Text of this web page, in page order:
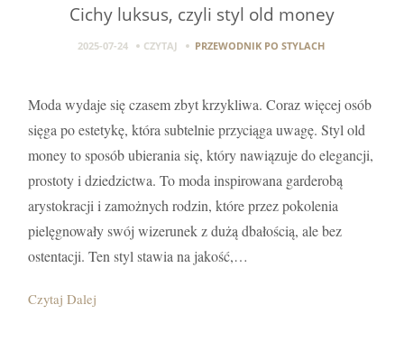
Cichy luksus, czyli styl old money
2025-07-24 CZYTAJ PRZEWODNIK PO STYLACH
Moda wydaje się czasem zbyt krzykliwa. Coraz więcej osób
sięga po estetykę, która subtelnie przyciąga uwagę. Styl old
money to sposób ubierania się, który nawiązuje do elegancji,
prostoty i dziedzictwa. To moda inspirowana garderobą
arystokracji i zamożnych rodzin, które przez pokolenia
pielęgnowały swój wizerunek z dużą dbałością, ale bez
ostentacji. Ten styl stawia na jakość,…
Czytaj Dalej